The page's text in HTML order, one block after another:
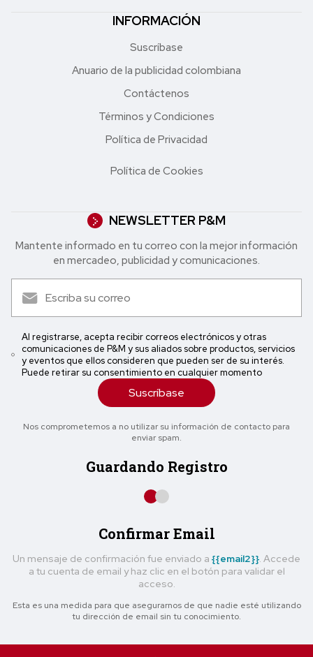
INFORMACIÓN
Suscríbase
Anuario de la publicidad colombiana
Contáctenos
Términos y Condiciones
Política de Privacidad
Política de Cookies
NEWSLETTER P&M
Mantente informado en tu correo con la mejor in formación
en mercadeo, publicidad y comunicaciones.
Al registrarse, acepta recibir correos electrónicos y otras
comunicaciones de P&M y sus aliados sobre productos, servicios
y eventos que ellos consideren que pueden ser de su interés.
Puede retirar su consentimiento en cualquier momento
Suscríbase
Nos comprometemos a no utilizar su información de contacto para
enviar spam.
Guardando Registro
Confirmar Email
Un mensaje de confirmación fue enviado a {{email2}} . Accede
a tu cuenta de email y haz clic en el botón para validar el
acceso.
Esta es una medida para que asegurarnos de que nadie esté utilizando
tu dirección de email sin tu conocimiento.